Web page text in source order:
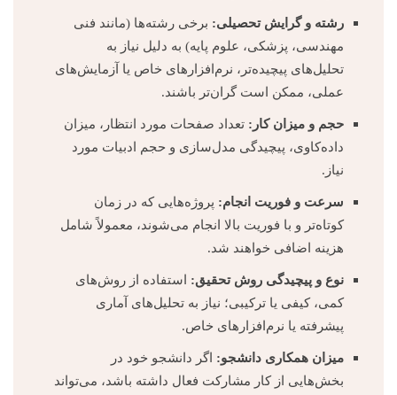
رشته و گرایش تحصیلی: برخی رشته‌ها (مانند فنی
مهندسی، پزشکی، علوم پایه) به دلیل نیاز به
تحلیل‌های پیچیده‌تر، نرم‌افزارهای خاص یا آزمایش‌های
عملی، ممکن است گران‌تر باشند.
حجم و میزان کار: تعداد صفحات مورد انتظار، میزان
داده‌کاوی، پیچیدگی مدل‌سازی و حجم ادبیات مورد
نیاز.
سرعت و فوریت انجام: پروژه‌هایی که در زمان
کوتاه‌تر و با فوریت بالا انجام می‌شوند، معمولاً شامل
هزینه اضافی خواهند شد.
نوع و پیچیدگی روش تحقیق: استفاده از روش‌های
کمی، کیفی یا ترکیبی؛ نیاز به تحلیل‌های آماری
پیشرفته یا نرم‌افزارهای خاص.
میزان همکاری دانشجو: اگر دانشجو خود در
بخش‌هایی از کار مشارکت فعال داشته باشد، می‌تواند